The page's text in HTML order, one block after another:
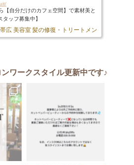
【自分だけのカフェ空間】で素材美と
ッフ募集中】
広 美容室 髪の修復・トリートメント専門店
ワークスタイル更新中です♪